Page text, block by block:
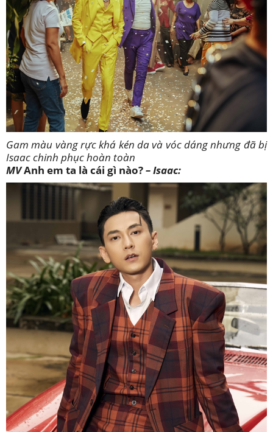
Gam màu vàng rực khá kén da và vóc dáng nhưng đã bị
Isaac chinh phục hoàn toàn
MVAnh em ta là cái gì nào?– Isaac: